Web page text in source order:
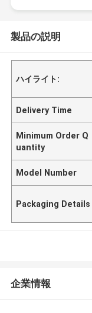
製品の説明
ハイライト:
Delivery Time
Minimum Order Q
uantity
Model Number
Packaging Details
企業情報